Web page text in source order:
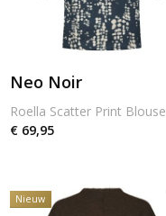
Neo Noir
Roella Scatter Print Blouse
€ 69,95
Nieuw